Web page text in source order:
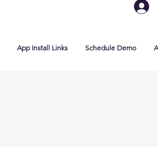
App Install Links Schedule Demo